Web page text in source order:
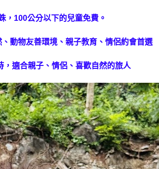
，100公分以下的兒童免費。
動物友善環境、親子教育、情侶約會首選
，適合親子、情侶、喜歡自然的旅人